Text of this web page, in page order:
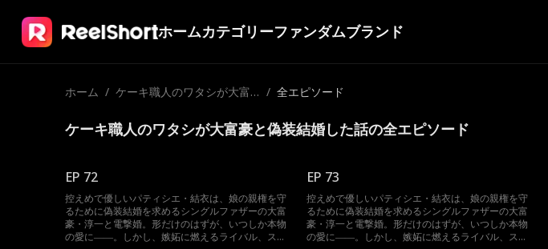
ホームカテゴリーファンダムブランド
ホーム / ケーキ職人のワタシが大富
/ 全エピソード
ケーキ職人のワタシが大富豪と偽装結婚した話の全エピソード
EP 72
控えめで優しいパティシエ・結衣は、娘の親権を守
るために偽装結婚を求めるシングルファザーの大富
豪・淳一と電撃婚。形だけのはずが、いつしか本物
の愛に――。しかし、嫉妬に燃えるライバル、スト
EP 73
控えめで優しいパティシエ・結衣は、娘の親権を守
るために偽装結婚を求めるシングルファザーの大富
豪・淳一と電撃婚。形だけのはずが、いつしか本物
の愛に――。しかし、嫉妬に燃えるライバル、スト